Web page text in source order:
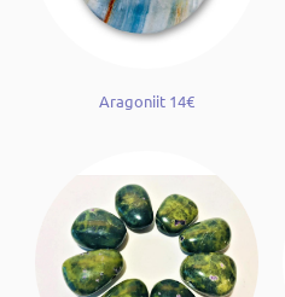
Aragoniit 14€